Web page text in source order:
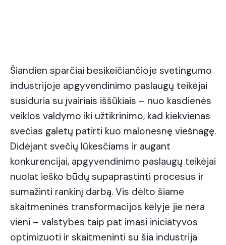
Šiandien sparčiai besikeičiančioje svetingumo
industrijoje apgyvendinimo paslaugų teikėjai
susiduria su įvairiais iššūkiais – nuo kasdienės
veiklos valdymo iki užtikrinimo, kad kiekvienas
svečias galėtų patirti kuo malonesnę viešnagę.
Didėjant svečių lūkesčiams ir augant
konkurencijai, apgyvendinimo paslaugų teikėjai
nuolat ieško būdų supaprastinti procesus ir
sumažinti rankinį darbą. Vis dėlto šiame
skaitmeninės transformacijos kelyje jie nėra
vieni – valstybės taip pat imasi iniciatyvos
optimizuoti ir skaitmeninti su šia industrija